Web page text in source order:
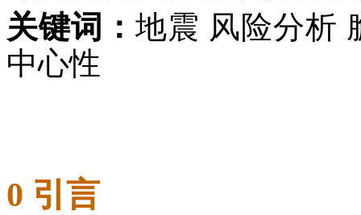
关键词：地震 风险分析
中心性
0 引言